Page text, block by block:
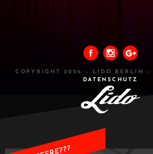
COPYRIGHT 2026 – LIDO BERLIN –
DATENSCHUTZ